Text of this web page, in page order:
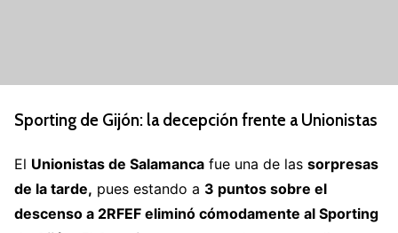
Sporting de Gijón: la decepción frente a Unionistas
El Unionistas de Salamanca fue una de las sorpresas
de la tarde, pues estando a 3 puntos sobre el
descenso a 2RFEF eliminó cómodamente al Sporting